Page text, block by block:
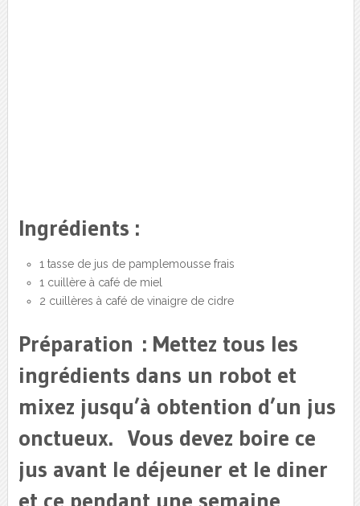
Ingrédients :
1 tasse de jus de pamplemousse frais
1 cuillère à café de miel
2 cuillères à café de vinaigre de cidre
Préparation : Mettez tous les
ingrédients dans un robot et
mixez jusqu’à obtention d’un jus
onctueux. Vous devez boire ce
jus avant le déjeuner et le diner